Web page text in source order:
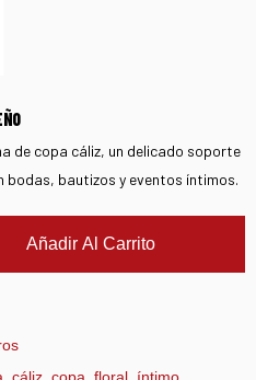
de copa cáliz, un delicado soporte
bodas, bautizos y eventos íntimos.
Añadir Al Carrito
cáliz copa floral íntimo